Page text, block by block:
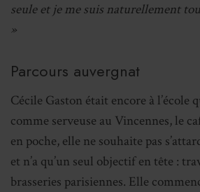
seule et je me suis naturellement
»
Parcours auvergnat
Cécile Gaston était encore à l’école
comme serveuse au Vincennes, le
en poche, elle ne souhaite pas
et n’a qu’un seul objectif en tête :
brasseries parisiennes. Elle